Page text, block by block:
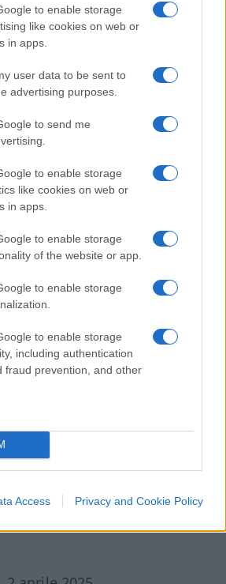
to enable storage
like cookies on web or
in apps.
user data to be sent to
advertising purposes.
to send me
to enable storage
like cookies on web or
in apps.
to enable storage
of the website or app.
to enable storage
to enable storage
including authentication
fraud prevention, and other
Access Privacy and Cookie Policy
che si è rivelata
le aspettative.
della condanna di
Bardella ha scritto su X:
Le Pen a essere
è la democrazia
giustiziata“. Il tweet,
#JeSoutiensMarine, ha
perplessità, con molti che lo
una mossa strategica per
attivo sui social, Bardella
che non nasconde di
proprio a Marine Le Pen.
del RN,il giovane Bardella
abilmente l’onda politica
potrebbe portarlo a
presidente della
della Francia.